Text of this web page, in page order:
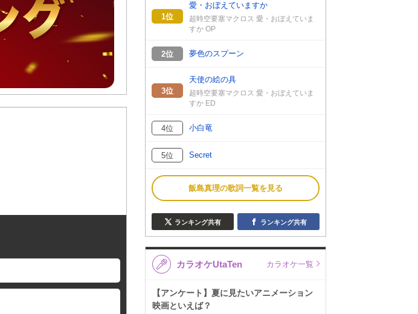
1位
愛・おぼえていますか
超時空要塞マクロス 愛・おぼえていま
すか OP
2位 夢色のスプーン
3位
天使の絵の具
超時空要塞マクロス 愛・おぼえていま
すか ED
4位 小白竜
5位 Secret
飯島真理の歌詞一覧を見る
ランキング共有 ランキング共有
カラオケUtaTen カラオケ一覧
【アンケート】夏に見たいアニメーション
映画といえば？